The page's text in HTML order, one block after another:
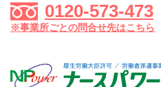
0120-573-473
※事業所ごとの問合せ先はこちら